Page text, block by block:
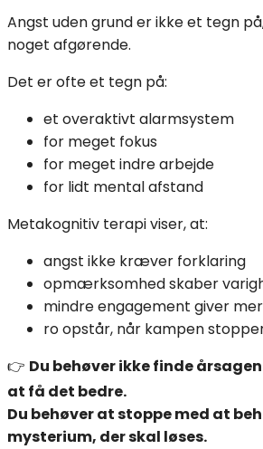
Angst uden grund er ikke et tegn
noget afgørende.
Det er ofte et tegn på:
et overaktivt alarmsystem
for meget fokus
for meget indre arbejde
for lidt mental afstand
Metakognitiv terapi viser, at:
angst ikke kræver forklaring
opmærksomhed skaber
mindre engagement giver
ro opstår, når kampen
👉 Du behøver ikke finde
at få det bedre.
Du behøver at stoppe med at
mysterium, der skal løses.